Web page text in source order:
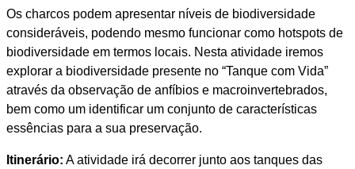
Os charcos podem apresentar níveis de biodiversidade
consideráveis, podendo mesmo funcionar como hotspots de
biodiversidade em termos locais. Nesta atividade iremos
explorar a biodiversidade presente no “Tanque com Vida”
através da observação de anfíbios e macroinvertebrados,
bem como um identificar um conjunto de características
essências para a sua preservação.
Itinerário: A atividade irá decorrer junto aos tanques das